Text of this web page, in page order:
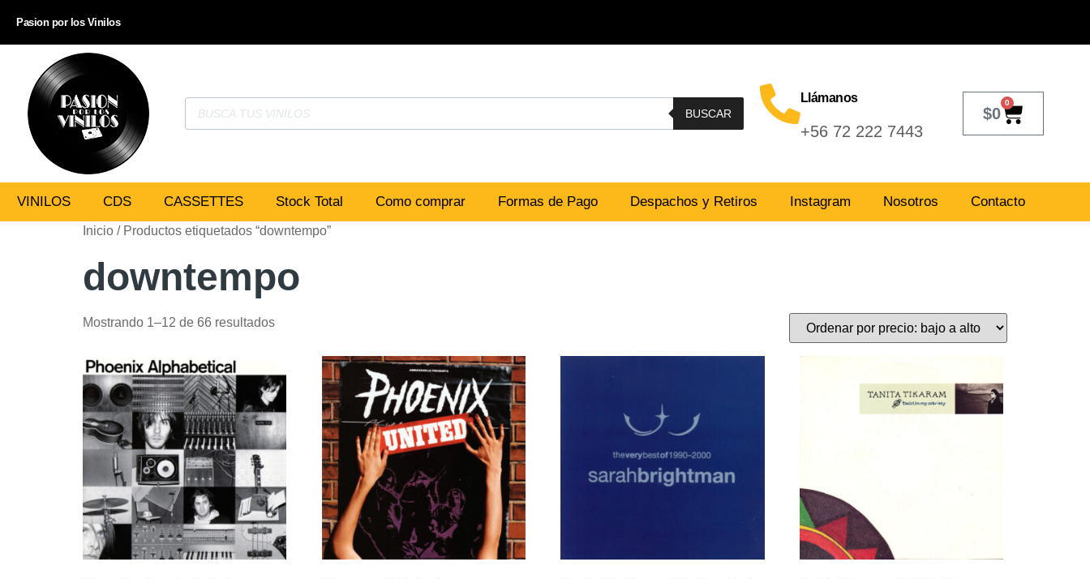
Pasion por los Vinilos
BUSCAR
Llámanos
+56 72 222 7443
$0
0
VINILOS CDS CASSETTES Stock Total Como comprar Formas de Pago Despachos y Retiros Instagram Nosotros Contacto
Inicio / Productos etiquetados “downtempo”
downtempo
Mostrando 1–12 de 66 resultados